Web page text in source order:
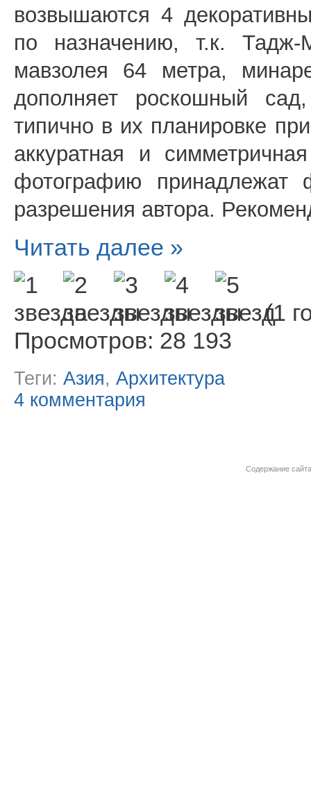
возвышаются 4
по назначению, т.к.
мавзолея 64 метра,
дополняет роскошный
типично в их планировке
аккуратная и
фотографию принадлежат
разрешения автора.
Читать далее »
(1
Просмотров: 28 193
Теги: Азия, Архитектура
4 комментария
Содержание